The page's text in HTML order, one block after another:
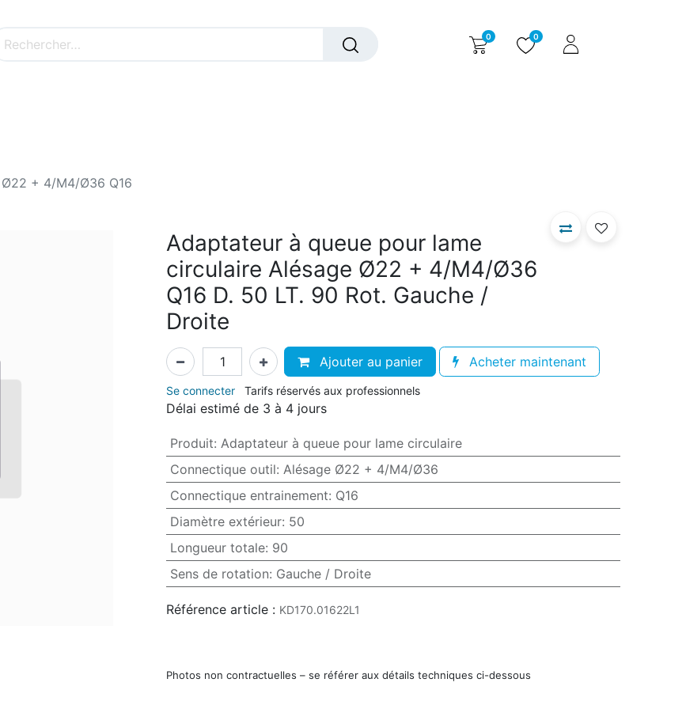
0 0
Ø22 + 4/M4/Ø36 Q16
Adaptateur à queue pour lame
circulaire Alésage Ø22 + 4/M4/Ø36
Q16 D. 50 LT. 90 Rot. Gauche /
Droite
Ajouter au panier Acheter maintenant
Se connecter Tarifs réservés aux professionnels
Délai estimé de 3 à 4 jours
Produit: Adaptateur à queue pour lame circulaire
Connectique outil: Alésage Ø22 + 4/M4/Ø36
Connectique entrainement: Q16
Diamètre extérieur: 50
Longueur totale: 90
Sens de rotation: Gauche / Droite
Référence article : KD170.01622L1
Photos non contractuelles – se référer aux détails techniques ci-dessous